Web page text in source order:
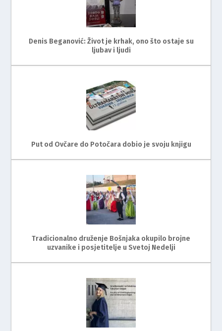
Denis Beganović: Život je krhak, ono što ostaje su
ljubav i ljudi
Put od Ovčare do Potočara dobio je svoju knjigu
Tradicionalno druženje Bošnjaka okupilo brojne
uzvanike i posjetitelje u Svetoj Nedelji